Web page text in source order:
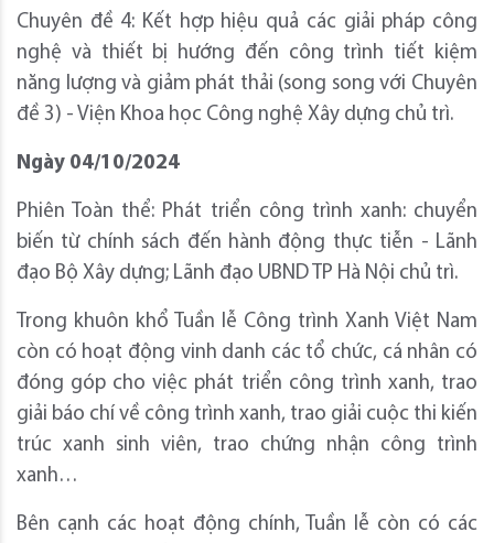
Chuyên đề 4: Kết hợp hiệu quả các giải pháp công
nghệ và thiết bị hướng đến công trình tiết kiệm
năng lượng và giảm phát thải (song song với Chuyên
đề 3) - Viện Khoa học Công nghệ Xây dựng chủ trì.
Ngày 04/10/2024
Phiên Toàn thể: Phát triển công trình xanh: chuyển
biến từ chính sách đến hành động thực tiễn - Lãnh
đạo Bộ Xây dựng; Lãnh đạo UBND TP Hà Nội chủ trì.
Trong khuôn khổ Tuần lễ Công trình Xanh Việt Nam
còn có hoạt động vinh danh các tổ chức, cá nhân có
đóng góp cho việc phát triển công trình xanh, trao
giải báo chí về công trình xanh, trao giải cuộc thi kiến
trúc xanh sinh viên, trao chứng nhận công trình
xanh…
Bên cạnh các hoạt động chính, Tuần lễ còn có các